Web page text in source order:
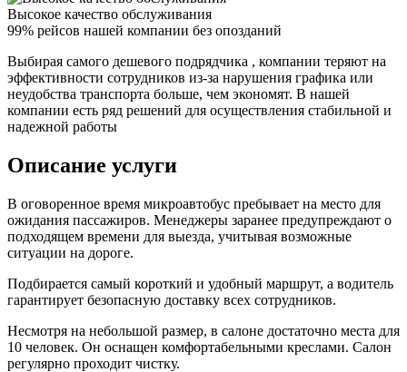
Высокое качество обслуживания
99% рейсов нашей компании без опозданий
Выбирая самого дешевого подрядчика , компании теряют на
эффективности сотрудников из-за нарушения графика или
неудобства транспорта больше, чем экономят. В нашей
компании есть ряд решений для осуществления стабильной и
надежной работы
Описание услуги
В оговоренное время микроавтобус пребывает на место для
ожидания пассажиров. Менеджеры заранее предупреждают о
подходящем времени для выезда, учитывая возможные
ситуации на дороге.
Подбирается самый короткий и удобный маршрут, а водитель
гарантирует безопасную доставку всех сотрудников.
Несмотря на небольшой размер, в салоне достаточно места для
10 человек. Он оснащен комфортабельными креслами. Салон
регулярно проходит чистку.